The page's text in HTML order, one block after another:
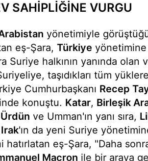
SAHİPLİĞİNE VURGU
yönetimiyle
eş-Şara, Türkiye
Suriye halkının yanında olan
taşıdıkları tüm
Cumhurbaşkanı Recep
konuştu. Katar, Birleşik
Ürdün ve Umman'ın yanı sıra,
Irak'ın da yeni Suriye
eş-Şara, "Daha
Macron ile bir araya